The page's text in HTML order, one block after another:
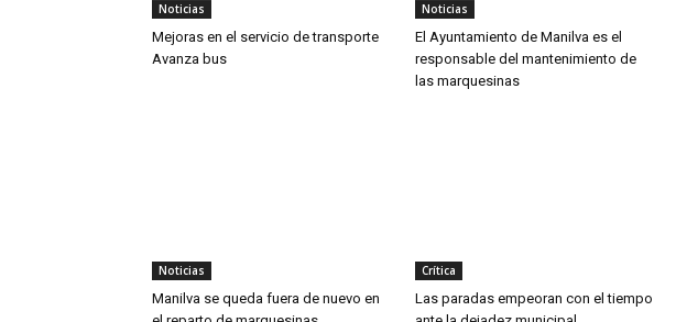
Noticias
Mejoras en el servicio de transporte
Avanza bus
Noticias
El Ayuntamiento de Manilva es el
responsable del mantenimiento de
las marquesinas
Noticias
Manilva se queda fuera de nuevo en
Crítica
Las paradas empeoran con el tiempo